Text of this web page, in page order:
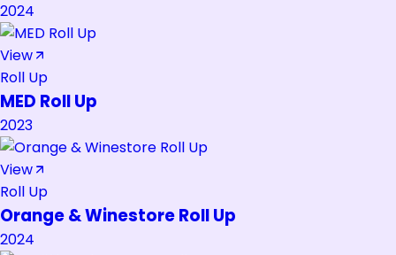
2024
View
Roll Up
MED Roll Up
2023
View
Roll Up
Orange & Winestore Roll Up
2024